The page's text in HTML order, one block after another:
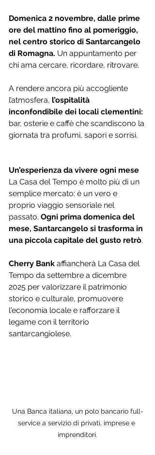
Domenica 2 novembre, dalle prime
ore del mattino fino al pomeriggio,
nel centro storico di Santarcangelo
di Romagna. Un appuntamento per
chi ama cercare, ricordare, ritrovare.
A rendere ancora più accogliente
l’atmosfera, l’ospitalità
inconfondibile dei locali clementini:
bar, osterie e caffè che scandiscono la
giornata tra profumi, sapori e sorrisi.
Un’esperienza da vivere ogni mese
La Casa del Tempo è molto più di un
semplice mercato: è un vero e
proprio viaggio sensoriale nel
passato. Ogni prima domenica del
mese, Santarcangelo si trasforma in
una piccola capitale del gusto retrò.
Cherry Bank affiancherà La Casa del
Tempo da settembre a dicembre
2025 per valorizzare il patrimonio
storico e culturale, promuovere
l'economia locale e rafforzare il
legame con il territorio
santarcangiolese.
Una Banca italiana, un polo bancario full-
service a servizio di privati, imprese e
imprenditori.